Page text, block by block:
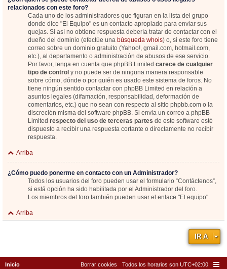
relacionados con este foro?
Cada uno de los administradores que figuran en la lista del grupo
donde dice "El Equipo" es un contacto apropiado para enviar sus
quejas. Si así no obtiene respuesta debería tratar de contactar con el
dueño del dominio (efectúe una búsqueda whois) o, si este foro tiene
correo sobre un dominio gratuito (Yahoo!, gmail.com, hotmail.com,
etc.), al departamento o administración de abusos de ese servicio.
Por favor, tenga en cuenta que phpBB Limited carece de cualquier
tipo de control y no puede ser de ninguna manera responsable
sobre cómo, dónde o por quién es usado este sistema de foros. No
tiene ningún sentido contactar con phpBB Limited en relación a
asuntos legales (difamación, responsabilidad, deformación de
comentarios, etc.) que no sean con respecto al sitio phpbb.com o la
discreción misma del software phpBB. Si envia un correo a phpBB
Limited respecto del uso de terceras partes de este software esté
dispuesto a recibir una respuesta cortante o directamente no recibir
respuesta.
Arriba
¿Cómo puedo ponerme en contacto con un Administrador?
Todos los usuarios del foro pueden usar el formulario “Contáctenos”,
si está opción ha sido habilitada por el Administrador del foro.
Los miembros del foro también pueden usar el enlace "El equipo".
Arriba
IR A
Inicio Todos los horarios son UTC+02:00
Borrar cookies